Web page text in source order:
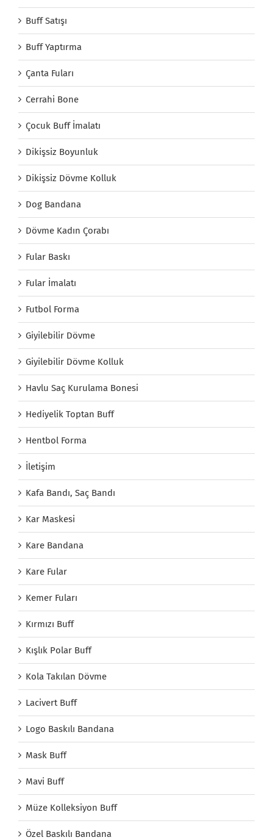
Buff Satışı
Buff Yaptırma
Çanta Fuları
Cerrahi Bone
Çocuk Buff İmalatı
Dikişsiz Boyunluk
Dikişsiz Dövme Kolluk
Dog Bandana
Dövme Kadın Çorabı
Fular Baskı
Fular İmalatı
Futbol Forma
Giyilebilir Dövme
Giyilebilir Dövme Kolluk
Havlu Saç Kurulama Bonesi
Hediyelik Toptan Buff
Hentbol Forma
İletişim
Kafa Bandı, Saç Bandı
Kar Maskesi
Kare Bandana
Kare Fular
Kemer Fuları
Kırmızı Buff
Kışlık Polar Buff
Kola Takılan Dövme
Lacivert Buff
Logo Baskılı Bandana
Mask Buff
Mavi Buff
Müze Kolleksiyon Buff
Özel Baskılı Bandana